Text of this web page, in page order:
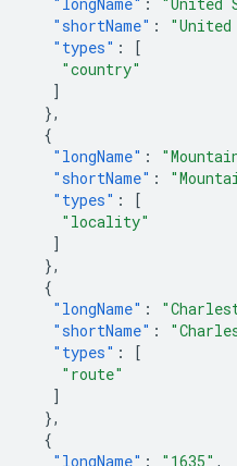
"shortName" :
"types" :
[
"country"
]
},
{
"longName" :
"shortName" :
"types" :
[
"locality"
]
},
{
"longName" :
"shortName" :
"types" :
[
"route"
]
},
{
"longName" : "1635" ,